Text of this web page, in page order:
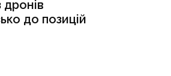
до позицій